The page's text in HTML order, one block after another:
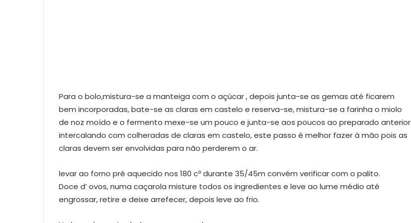
Para o bolo,mistura-se a manteiga com o açúcar , depois junta-se as gemas até ficarem
bem incorporadas, bate-se as claras em castelo e reserva-se, mistura-se a farinha o miolo
de noz moído e o fermento mexe-se um pouco e junta-se aos poucos ao preparado anterior
intercalando com colheradas de claras em castelo, este passo é melhor fazer à mão pois as
claras devem ser envolvidas para não perderem o ar.
levar ao forno pré aquecido nos 180 cº durante 35/45m convém verificar com o palito.
Doce d’ ovos, numa caçarola misture todos os ingredientes e leve ao lume médio até
engrossar, retire e deixe arrefecer, depois leve ao frio.